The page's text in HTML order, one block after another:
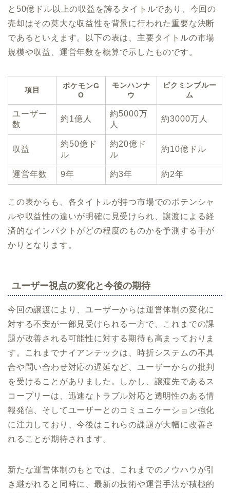
と50億ドル以上の収益を誇るタイトルであり、今回の
売却はその莫大な収益性を背景に行われた重要な決断
であるといえます。以下の表は、主要タイトルの市場
規模や収益、運営年数を概算で示したものです。
項目
ポケモンG
O
モンハンナ
ウ
ピクミンブルー
ム
ユーザー
数
約1億人
約5000万
人
約3000万人
収益
約50億ド
ル
約20億ド
ル
約10億ドル
運営年数 9年 約3年 約2年
この表からも、各タイトルが持つ市場でのポテンシャ
ルや収益性の違いが明確に見受けられ、譲渡による経
済的なインパクトがどの程度のものかを予測する手が
かりとなります。
ユーザー視点の変化と今後の期待
今回の譲渡により、ユーザーからは運営体制の変化に
対する不安が一部見受けられる一方で、これまでの課
題が改善される可能性に対する期待も高まっておりま
す。これまでナイアンテックは、時折システムの不具
合や問い合わせ対応の遅延など、ユーザーからの批判
を受けることがありました。しかし、譲渡先であるス
コープリーは、迅速なトラブル対応と透明性のある情
報発信、そしてユーザーとのコミュニケーション強化
に注力しており、今後はこれらの課題が大幅に改善さ
れることが期待されます。
新たな運営体制のもとでは、これまでのノウハウが引
き継がれると同時に、最新の技術や運営手法が積極的